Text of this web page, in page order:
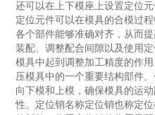
还可以在上下模座上设置定位
定位元件可以在模具的合模过
各个部件能够准确对齐，从而
装配、调整配合间隙以及使用
模具中起到调整加工精度的作
压模具中的一个重要结构部件
向下模和上模，确保模具的运
性。定位销名称定位销也称定